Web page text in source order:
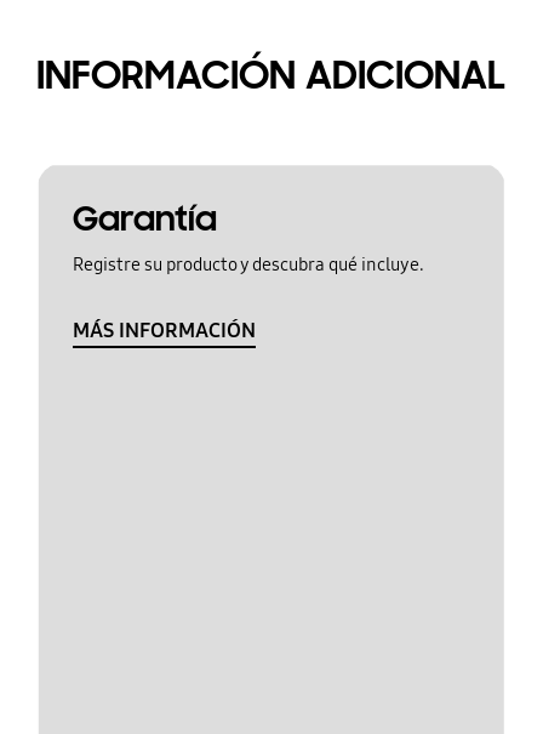
INFORMACIÓN ADICIONAL
Garantía
Registre su producto y descubra qué incluye.
MÁS INFORMACIÓN